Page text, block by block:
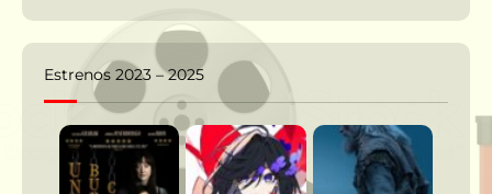
Estrenos 2023 – 2025